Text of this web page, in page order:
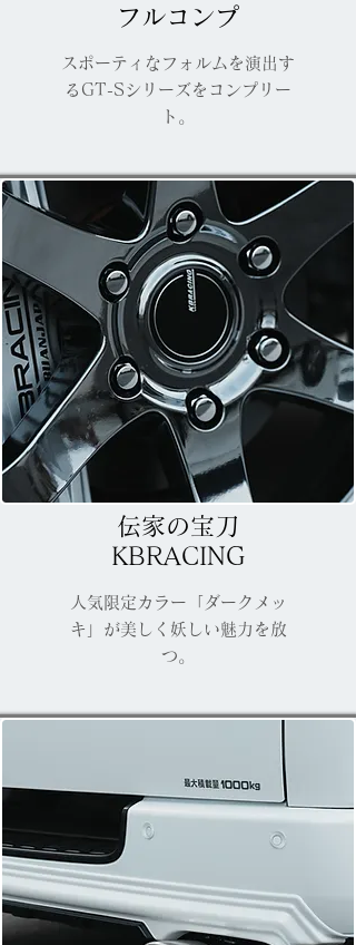
フルコンプ
スポーティなフォルムを演出す
るGT-Sシリーズをコンプリー
ト。
伝家の宝刀
KBRACING
人気限定カラー「ダークメッ
キ」が美しく妖しい魅力を放
つ。